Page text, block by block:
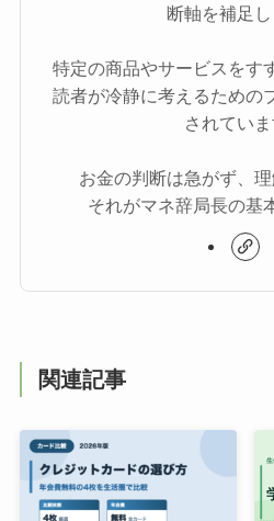
断軸を補足し
特定の商品やサービスをす
読者が冷静に考えるための
されていま
お金の判断は急がず、理
それがマネ辞局長の基
関連記事